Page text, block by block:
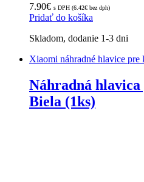
7.90€ s DPH (6.42€ bez dph)
Pridať do košíka
Skladom, dodanie 1-3 dni
Xiaomi náhradné hlavice pre
Náhradná hlavica
Biela (1ks)